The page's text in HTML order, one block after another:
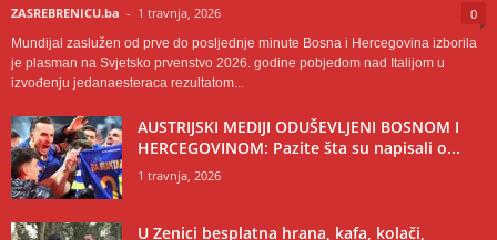
ZASREBRENICU.ba - 1 travnja, 2026 0
Mundijal zaslužen od prve do posljednje minute Bosna i Hercegovina izborila
je plasman na Svjetsko prvenstvo 2026. godine pobjedom nad Italijom u
izvođenju jedanaesteraca rezultatom...
AUSTRIJSKI MEDIJI ODUŠEVLJENI BOSNOM I
HERCEGOVINOM: Pazite šta su napisali o...
1 travnja, 2026
U Zenici besplatna hrana, kafa, kolači,